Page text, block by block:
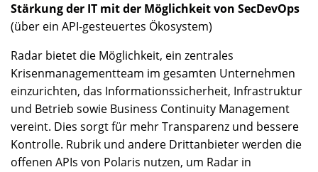
Stärkung der IT mit der Möglichkeit von SecDevOps
(über ein API-gesteuertes Ökosystem)
Radar bietet die Möglichkeit, ein zentrales
Krisenmanagementteam im gesamten Unternehmen
einzurichten, das Informationssicherheit, Infrastruktur
und Betrieb sowie Business Continuity Management
vereint. Dies sorgt für mehr Transparenz und bessere
Kontrolle. Rubrik und andere Drittanbieter werden die
offenen APIs von Polaris nutzen, um Radar in